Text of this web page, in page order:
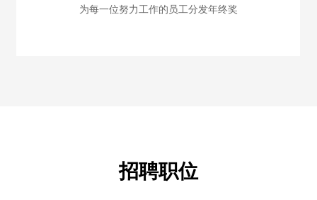
为每一位努力工作的员工分发年终奖
招聘职位